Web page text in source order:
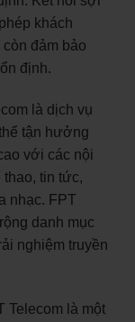
khách
đảm bảo
định.
là dịch vụ
tận hưởng
với các nội
thao, tin tức,
nhạc. FPT
danh mục
nghiệm truyền
Telecom là một